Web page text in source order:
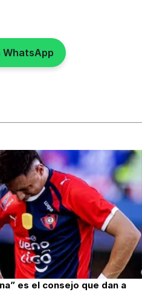
WhatsApp
es el consejo que dan a